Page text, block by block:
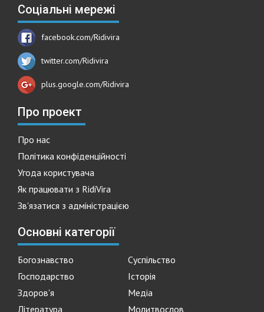
Соціальні мережі
facebook.com/Ridivira
twitter.com/Ridivira
plus.google.com/Ridivira
Про проект
Про нас
Політика конфіденційності
Угода користувача
Як працювати з RidiVira
Зв'язатися з адміністрацією
Основні категорії
Богознавство
Суспільство
Господарство
Історія
Здоров'я
Медіа
Література
Молитвослов